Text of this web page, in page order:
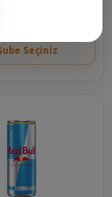
TL
Seçiniz